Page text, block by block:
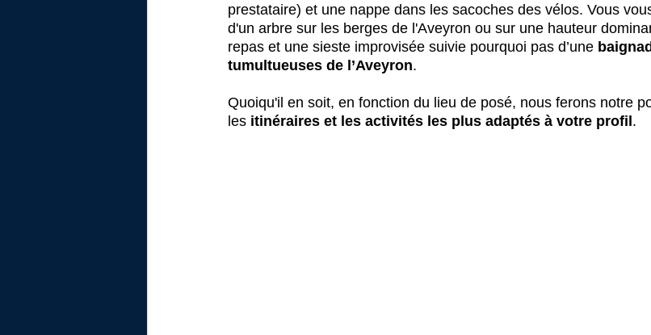
prestataire) et une nappe dans les sacoches des vélos. Vous
d'un arbre sur les berges de l'Aveyron ou sur une hauteur
repas et une sieste improvisée suivie pourquoi pas d’une
tumultueuses de l’Aveyron.
Quoiqu'il en soit, en fonction du lieu de posé, nous ferons notre
les itinéraires et les activités les plus adaptés à votre profil .